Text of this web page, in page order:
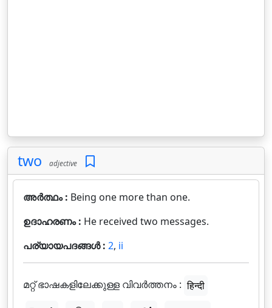
two adjective
അർത്ഥം : Being one more than one.
ഉദാഹരണം : He received two messages.
പര്യായപദങ്ങൾ : 2, ii
മറ്റ് ഭാഷകളിലേക്കുള്ള വിവർത്തനം : हिन्दी